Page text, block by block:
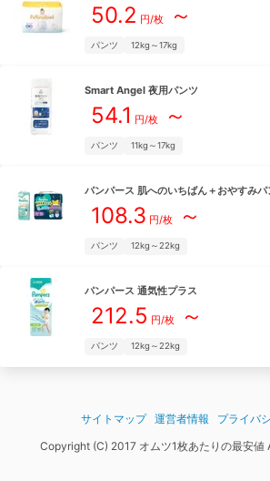
50.2 円/枚～
パンツ 12kg～17kg
Smart Angel 夜用パンツ
54.1 円/枚～
パンツ 11kg～17kg
パンパース 肌へのいちばん＋おやすみパ
108.3 円/枚～
パンツ 12kg～22kg
パンパース 通気性プラス
212.5 円/枚～
パンツ 12kg～22kg
サイトマップ 運営者情報
プライバ
Copyright (C) 2017 オムツ1枚あたりの最安値